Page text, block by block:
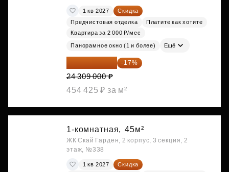
1 кв 2027
Скидка
Предчистовая отделка
Платите как хотите
Квартира за 2 000 ₽/мес
Панорамное окно (1 и более) Ещё
20 176 470 ₽ -17%
24 309 000 ₽
454 425 ₽ за м²
1-комнатная, 45м²
ЖК Скай Гарден, 2 корпус, 3 секция, 2
этаж, №338
1 кв 2027
Скидка